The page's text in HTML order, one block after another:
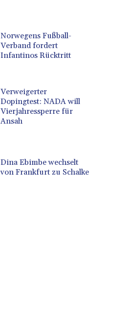
Norwegens Fußball-
Verband fordert
Infantinos Rücktritt
Verweigerter
Dopingtest: NADA will
Vierjahressperre für
Ansah
Dina Ebimbe wechselt
von Frankfurt zu Schalke